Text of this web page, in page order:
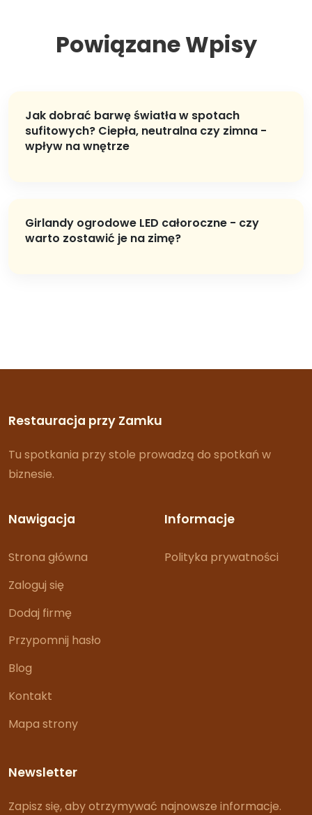
Powiązane Wpisy
Jak dobrać barwę światła w spotach
sufitowych? Ciepła, neutralna czy zimna -
wpływ na wnętrze
Girlandy ogrodowe LED całoroczne - czy
warto zostawić je na zimę?
Restauracja przy Zamku
Tu spotkania przy stole prowadzą do spotkań w
biznesie.
Nawigacja
Strona główna
Zaloguj się
Dodaj firmę
Przypomnij hasło
Blog
Kontakt
Mapa strony
Informacje
Polityka prywatności
Newsletter
Zapisz się, aby otrzymywać najnowsze informacje.